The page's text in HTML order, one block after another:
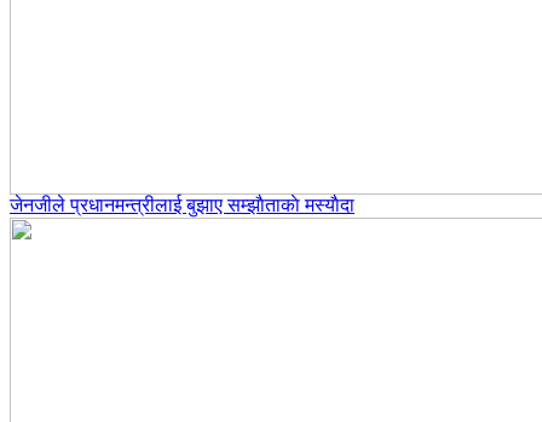
जेनजीले प्रधानमन्त्रीलाई बुझाए सम्झाैताकाे मस्याैदा